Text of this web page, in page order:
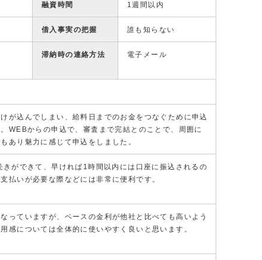
融資時間 1週間以内
借入事実の把握 誰も知らない
滞納時の連絡方法 電子メール
が込んでしまい、給料日までのお金をつなぐために申込
WEBからの申込で、審査まで完結とのことで、周囲に
あり魅力に感じて申込をしました。
ができて、早ければ1時間以内には口座に振込されるの
払いが必要な際などには非常に便利です。
っていますが、ベースの金利が他社と比べても高いよう
感については全体的に使いやすく良いと思います。